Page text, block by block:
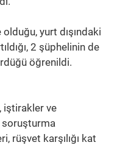
yurt dışındaki
2 şüphelinin de
öğrenildi.
iştirakler ve
rüşvet karşılığı kat